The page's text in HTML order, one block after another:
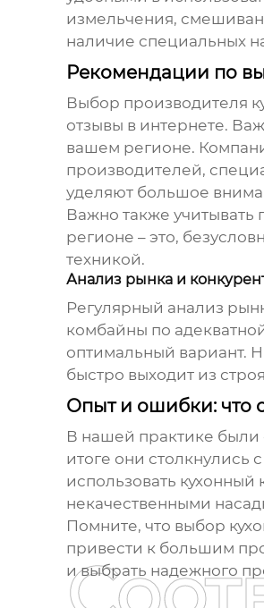
измельчения,
наличие специальных
Рекомендации по
Выбор производителя
отзывы в интернете.
вашем регионе.
производителей,
уделяют большое
Важно также
регионе – это,
техникой.
Анализ рынка и
Регулярный анализ
комбайны по
оптимальный вариант.
быстро выходит из
Опыт и ошибки: что
В нашей практике были
итоге они столкнулись
использовать кухонный
некачественными
Помните, что выбор
привести к большим
и выбрать надежного